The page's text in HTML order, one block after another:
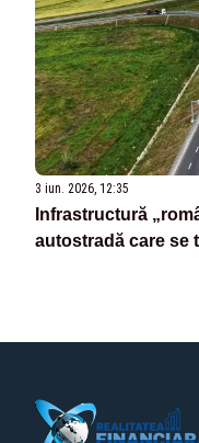
3 iun. 2026, 12:35
Infrastructură
autostradă care se